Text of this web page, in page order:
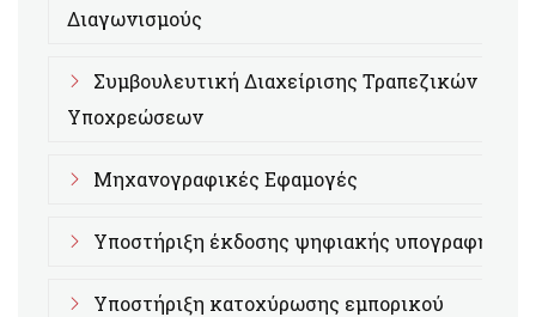
Διαγωνισμούς
Συμβουλευτική Διαχείρισης Τραπεζικών
Υποχρεώσεων
Μηχανογραφικές Εφαμογές
Υποστήριξη έκδοσης ψηφιακής υπογραφής
Υποστήριξη κατοχύρωσης εμπορικού